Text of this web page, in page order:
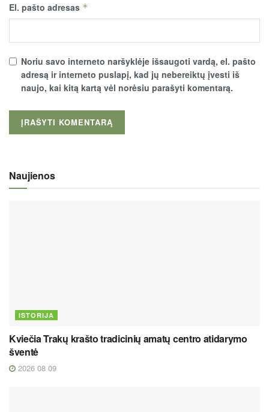
El. pašto adresas *
Noriu savo interneto naršyklėje išsaugoti vardą, el. pašto
adresą ir interneto puslapį, kad jų nebereiktų įvesti iš
naujo, kai kitą kartą vėl norėsiu parašyti komentarą.
Naujienos
ISTORIJA
Kviečia Trakų krašto tradicinių amatų centro atidarymo
šventė
2026 08 09